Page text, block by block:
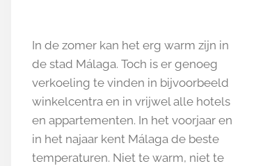
In de zomer kan het erg warm zijn in
de stad Málaga. Toch is er genoeg
verkoeling te vinden in bijvoorbeeld
winkelcentra en in vrijwel alle hotels
en appartementen. In het voorjaar en
in het najaar kent Málaga de beste
temperaturen. Niet te warm, niet te